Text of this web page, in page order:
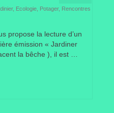
, Ecologie, Potager, Rencontres
propose la lecture d’un
émission « Jardiner
la bêche ), il est …